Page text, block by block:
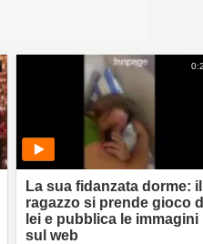
La sua fidanzata dorme: il
ragazzo si prende gioco
lei e pubblica le immagini
sul web